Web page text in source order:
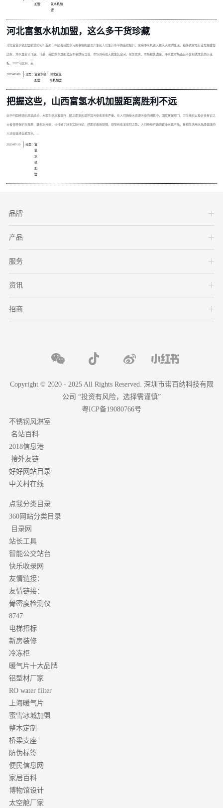
加盟
氢水机加
盟
河北富氢水机加盟，这么多干货珍藏
河北富氢水机加盟前途如何？近期，伴随着我国水污染事情的屡次产生和人们生计水平的连续提升，家用净水机进入更大大家的生活。和传统家电行业发展缓慢
比拟，净水器变化飞速。可是，我国净水器的普及率依然相当低，市场具有很大的生长空间，前景优秀。市场报告透露，净水器市场还远不曾到达成长的天花
板。2022年欧洲、美...
2023-07-09 分类： 富氢水机
加盟
河北富氢
水机加盟
把握这些，山西富氢水机加盟距离胜利不远
由于中国经济的高速成长，大家生活水准提升，随之而来的是环境污染愈来愈严重。在人们饱受水资源污染的困扰中，国家环保部门、卫生组织以及许多有识之
士皆召唤保护水资源，避免水污染，也付诸了好多实际行动，然而却收效甚微，甚至有愈演愈烈之势。人们纷纷开始购置净水器产品，重视生活用水品质健康的
人还会选择全屋净水。...
2023-07-10 分类： 富
氢
水
机
加
盟
品牌
产品
服务
资讯
招商
Copyright © 2020 - 2025 All Rights Reserved. 深圳市诺百纳科技有限
公司 “投资有风险，选择需谨慎”
粤ICP备19080766号
不锈钢风淋室
名站百科
2018信息港
搜外友链
好好网站目录
中关村在线
点我分类目录
360网站分类目录
目录网
站长工具
智能公交站台
快乐收录网
友情链接：
友情链接：
骨密度检测仪
8747
电梯招标
新房装修
冷冻柜
暖气片十大品牌
铝型材厂家
RO water filter
上海暖气片
蜜雪冰城加盟
整木定制
桥梁支座
防伪标签
便民信息网
家居百科
博物馆设计
太空舱厂家